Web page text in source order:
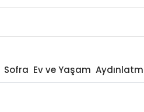
Sofra Ev ve Yaşam